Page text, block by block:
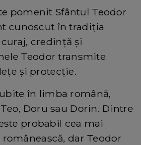
pomenit Sfântul Teodor
cunoscut în tradiția
credință și
Teodor transmite
și protecție.
în limba română,
Doru sau Dorin. Dintre
probabil cea mai
dar Teodor